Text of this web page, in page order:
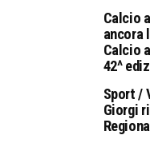
Calcio
ancora
Calcio
42^
Sport /
Giorgi